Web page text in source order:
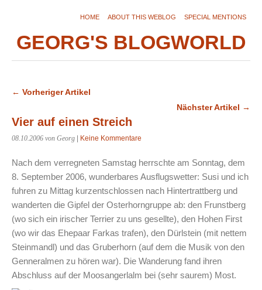
HOME ABOUT THIS WEBLOG SPECIAL MENTIONS
GEORG'S BLOGWORLD
← Vorheriger Artikel
Nächster Artikel →
Vier auf einen Streich
08.10.2006 von Georg Keine Kommentare
Nach dem verregneten Samstag herrschte am Sonntag, dem
8. September 2006, wunderbares Ausflugswetter: Susi und ich
fuhren zu Mittag kurzentschlossen nach Hintertrattberg und
wanderten die Gipfel der Osterhorngruppe ab: den Frunstberg
(wo sich ein irischer Terrier zu uns gesellte), den Hohen First
(wo wir das Ehepaar Farkas trafen), den Dürlstein (mit nettem
Steinmandl) und das Gruberhorn (auf dem die Musik von den
Genneralmen zu hören war). Die Wanderung fand ihren
Abschluss auf der Moosangerlalm bei (sehr saurem) Most.